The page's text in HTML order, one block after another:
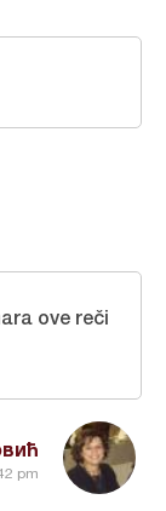
pm
ove reči